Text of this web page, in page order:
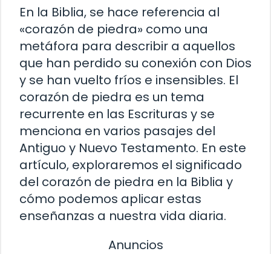
En la Biblia, se hace referencia al
«corazón de piedra» como una
metáfora para describir a aquellos
que han perdido su conexión con Dios
y se han vuelto fríos e insensibles. El
corazón de piedra es un tema
recurrente en las Escrituras y se
menciona en varios pasajes del
Antiguo y Nuevo Testamento. En este
artículo, exploraremos el significado
del corazón de piedra en la Biblia y
cómo podemos aplicar estas
enseñanzas a nuestra vida diaria.
Anuncios